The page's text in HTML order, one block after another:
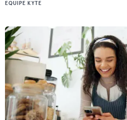
EQUIPE KYTE